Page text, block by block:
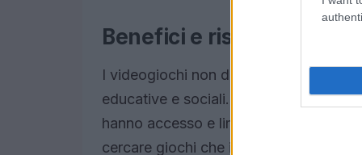
Benefici e rischi dei
I videogiochi non devono essere
educative e sociali. Tuttavia, è
hanno accesso e limitare il tempo
cercare giochi che incoraggino